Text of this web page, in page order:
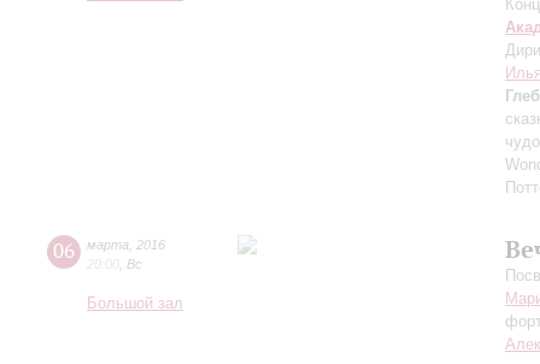
06 марта
2016
20:00 Вс
Большой зал